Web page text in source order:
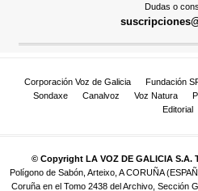
Dudas o
Corporación Voz de Galicia Fundación
Sondaxe
Canalvoz Voz Natura
Editorial
© Copyright LA VOZ DE GALICIA S.A.
Polígono de Sabón, Arteixo, A CORUÑA
Coruña en el Tomo 2438 del Archivo, Sección